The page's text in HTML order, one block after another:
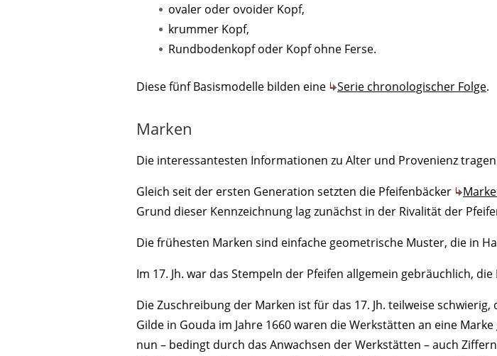
ovaler oder ovoider Kopf,
krummer Kopf,
Rundbodenkopf oder Kopf ohne Ferse.
Diese fünf Basismodelle bilden eine Serie chronologischer Folge.
Marken
Die interessantesten Informationen zu Alter und Provenienz
Gleich seit der ersten Generation setzten die Pfeifenbäcker
Grund dieser Kennzeichnung lag zunächst in der Rivalität der
Die frühesten Marken sind einfache geometrische Muster, die in
Im 17. Jh. war das Stempeln der Pfeifen allgemein gebräuchlich,
Die Zuschreibung der Marken ist für das 17. Jh. teilweise
Gilde in Gouda im Jahre 1660 waren die Werkstätten an eine
nun – bedingt durch das Anwachsen der Werkstätten – auch